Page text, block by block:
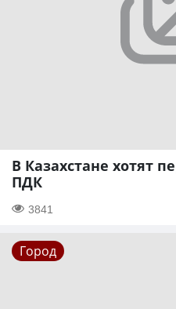
В Казахстане хотят
ПДК
3841
Город